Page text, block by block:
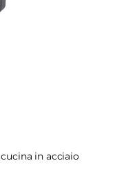
in acciaio